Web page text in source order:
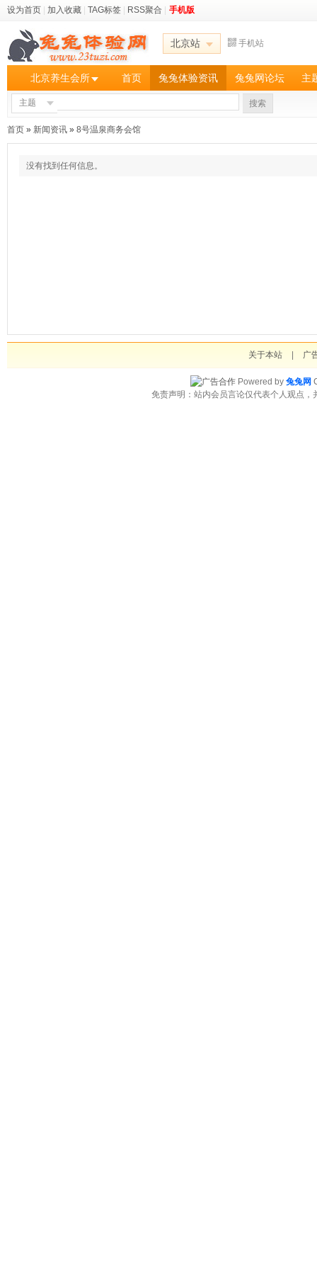
设为首页 加入收藏 TAG标签 RSS聚合 手机版
北京站 手机站
北京养生会所 首页 兔兔体验资讯 兔兔网论坛 主
主题 搜索
首页 » 新闻资讯 » 8号温泉商务会馆
没有找到任何信息。
关于本站 广
Powered by 兔兔网
免责声明：站内会员言论仅代表个人观点